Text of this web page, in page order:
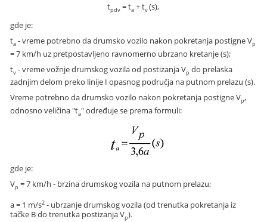
tpdv = ta + tv(s),
gde je:
ta - vreme potrebno da drumsko vozilo nakon pokretanja postigne Vp
= 7 km/h uz pretpostavljeno ravnomerno ubrzano kretanje (s);
tv - vreme vožnje drumskog vozila od postizanja Vp do prelaska
zadnjim delom preko linije I opasnog područja na putnom prelazu (s).
Vreme potrebno da drumsko vozilo nakon pokretanja postigne Vp,
odnosno veličina "ta" određuje se prema formuli:
gde je:
Vp = 7 km/h - brzina drumskog vozila na putnom prelazu;
a = 1 m/s2 - ubrzanje drumskog vozila (od trenutka pokretanja iz
tačke B do trenutka postizanja Vp).